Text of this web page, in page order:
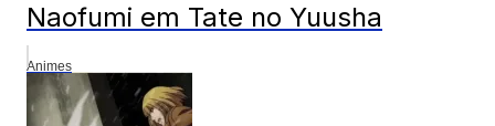
Naofumi em Tate no Yuusha
Animes